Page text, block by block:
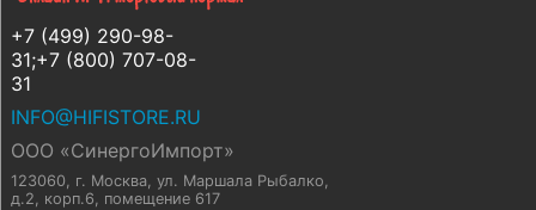
+7 (499) 290-98-
31;+7 (800) 707-08-
31
INFO@HIFISTORE.RU
ООО «СинергоИмпорт»
123060, г. Москва ул. Маршала Рыбалко,
д.2, корп.6, помещение 617